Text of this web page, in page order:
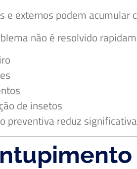
e externos podem
não é resolvido
de insetos
preventiva reduz